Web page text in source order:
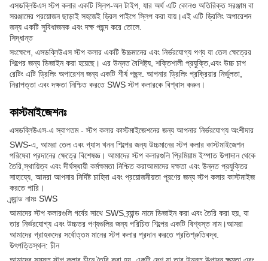
এসডব্লিউএস স্টপ কলার একটি স্লিপ-অন টাইপ, যার অর্থ এটি কোনও অতিরিক্ত সরঞ্জাম বা
সরঞ্জামের প্রয়োজন ছাড়াই সহজেই ড্রিল পাইপে স্লিপ করা যায়।এই এটি ড্রিলিং অপারেশন
জন্য একটি সুবিধাজনক এবং দক্ষ পছন্দ করে তোলে.
সিদ্ধান্ত
সংক্ষেপে, এসডব্লিউএস স্টপ কলার একটি উচ্চমানের এবং নির্ভরযোগ্য পণ্য যা তেল ক্ষেত্রের
শিল্পের জন্য ডিজাইন করা হয়েছে। এর উন্নত বৈশিষ্ট্য, শক্তিশালী প্রযুক্তি,এবং উচ্চ চাপ
রেটিং এটি ড্রিলিং অপারেশন জন্য একটি শীর্ষ পছন্দ. আপনার ড্রিলিং প্রক্রিয়ার নির্ভুলতা,
নিরাপত্তা এবং দক্ষতা নিশ্চিত করতে SWS স্টপ কলারকে বিশ্বাস করুন।
কাস্টমাইজেশনঃ
এসডব্লিউএস-এ স্বাগতম - স্টপ কলার কাস্টমাইজেশনের জন্য আপনার নির্ভরযোগ্য অংশীদার
SWS-এ, আমরা তেল এবং গ্যাস খনন শিল্পের জন্য উচ্চমানের স্টপ কলার কাস্টমাইজেশন
পরিষেবা প্রদানের ক্ষেত্রে বিশেষজ্ঞ। আমাদের স্টপ কলারগুলি প্রিমিয়াম ইস্পাত উপাদান থেকে
তৈরি,স্থায়িত্ব এবং দীর্ঘস্থায়ী কর্মক্ষমতা নিশ্চিত করাআমাদের দক্ষতা এবং উন্নত প্রযুক্তির
সাহায্যে, আমরা আপনার নির্দিষ্ট চাহিদা এবং প্রয়োজনীয়তা পূরণের জন্য স্টপ কলার কাস্টমাইজ
করতে পারি।
ব্র্যান্ড নামঃ SWS
আমাদের স্টপ কলারগুলি গর্বের সাথে SWS ব্র্যান্ড নামে ডিজাইন করা এবং তৈরি করা হয়, যা
তার নির্ভরযোগ্য এবং উচ্চতর পণ্যগুলির জন্য পরিচিত শিল্পের একটি বিশ্বস্ত নাম।আমরা
আমাদের গ্রাহকদের সর্বোত্তম মানের স্টপ কলার প্রদান করতে প্রতিশ্রুতিবদ্ধ.
উৎপত্তিস্থল: চীন